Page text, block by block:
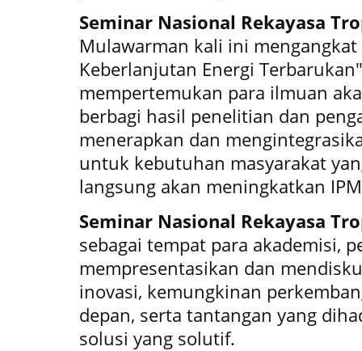
Seminar Nasional Rekayasa
Mulawarman kali ini
Keberlanjutan Energi
mempertemukan para ilmuan
berbagi hasil penelitian dan
menerapkan dan
untuk kebutuhan masyarakat
langsung akan meningkatkan
Seminar Nasional Rekayasa
sebagai tempat para akademisi,
mempresentasikan dan
inovasi, kemungkinan
depan, serta tantangan yang
solusi yang solutif.